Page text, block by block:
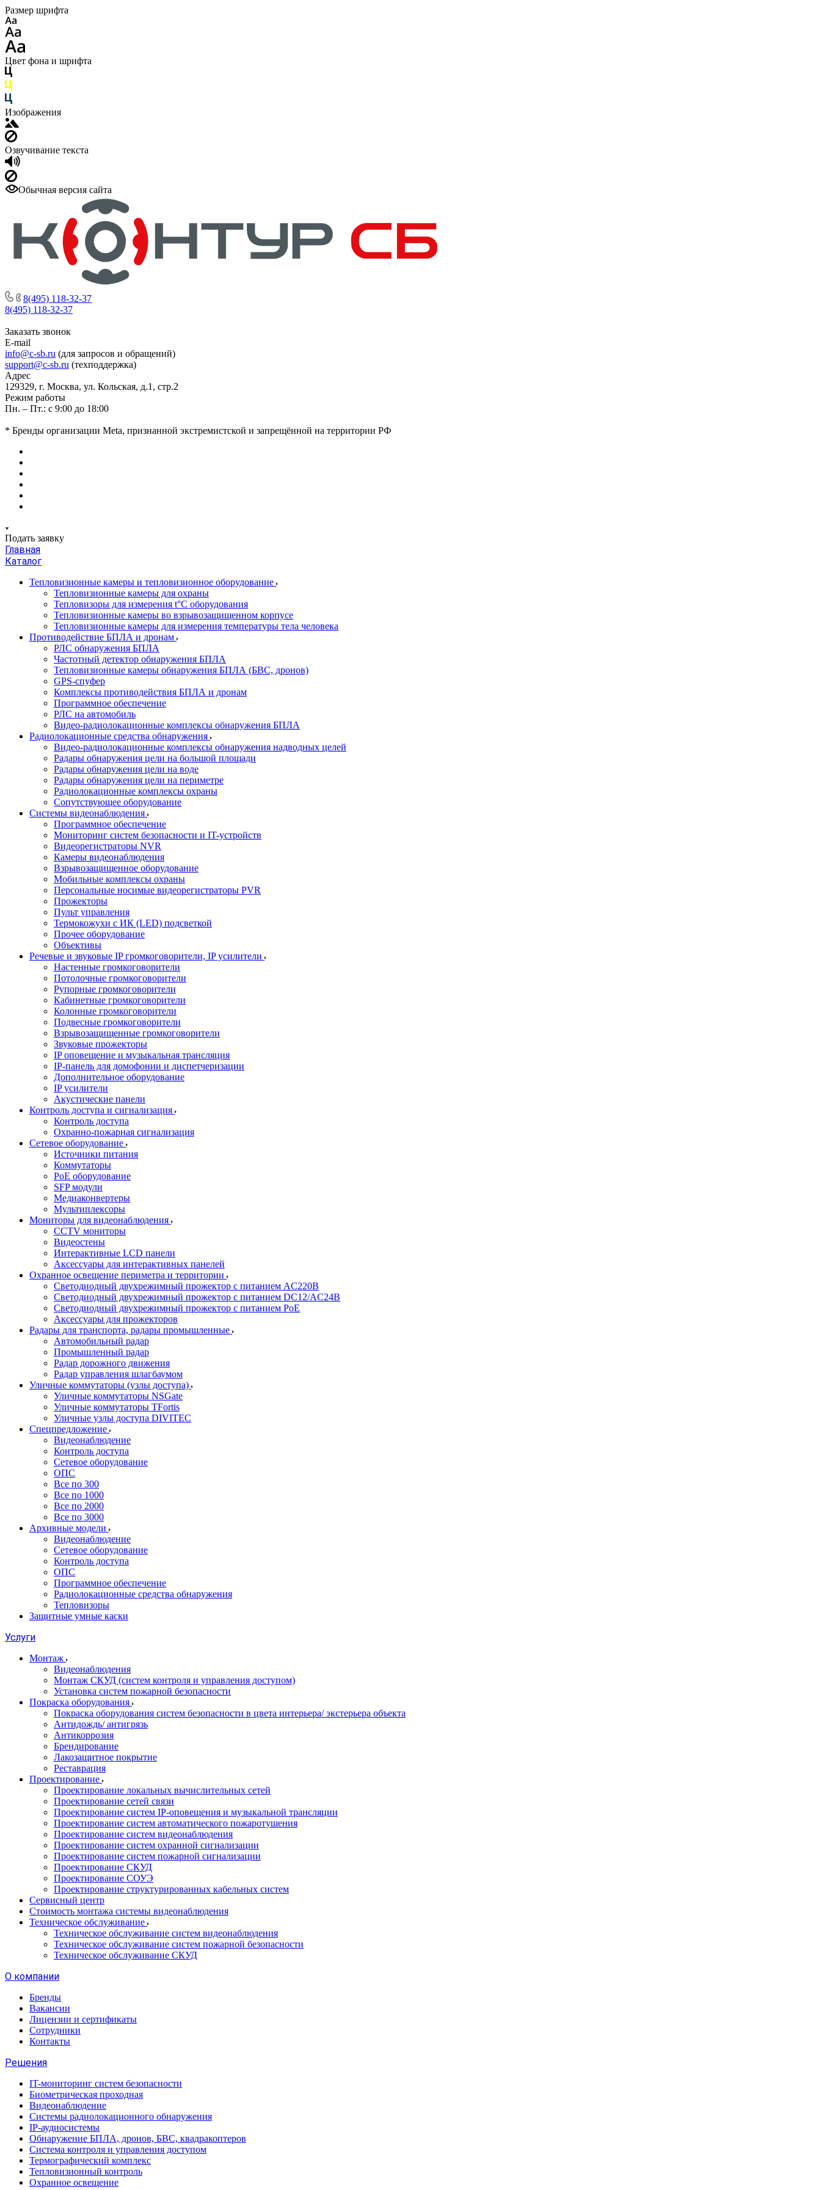
Размер шрифта
Цвет фона и шрифта
Изображения
Озвучивание текста
Обычная версия сайта
8(495) 118-32-37
8(495) 118-32-37
Заказать звонок
E-mail
info@c-sb.ru (для запросов и обращений)
support@c-sb.ru (техподдержка)
Адрес
129329, г. Москва, ул. Кольская, д.1, стр.2
Режим работы
Пн. – Пт.: с 9:00 до 18:00
* Бренды организации Meta, признанной экстремистской и запрещённой на территории РФ
Подать заявку
Главная
Каталог
Тепловизионные камеры и тепловизионное оборудование
Тепловизионные камеры для охраны
Тепловизоры для измерения t°С оборудования
Тепловизионные камеры во взрывозащищенном корпусе
Тепловизионные камеры для измерения температуры тела человека
Противодействие БПЛА и дронам
РЛС обнаружения БПЛА
Частотный детектор обнаружения БПЛА
Тепловизионные камеры обнаружения БПЛА (БВС, дронов)
GPS-спуфер
Комплексы противодействия БПЛА и дронам
Программное обеспечение
РЛС на автомобиль
Видео-радиолокационные комплексы обнаружения БПЛА
Радиолокационные средства обнаружения
Видео-радиолокационные комплексы обнаружения надводных целей
Радары обнаружения цели на большой площади
Радары обнаружения цели на воде
Радары обнаружения цели на периметре
Радиолокационные комплексы охраны
Сопутствующее оборудование
Системы видеонаблюдения
Программное обеспечение
Мониторинг систем безопасности и IT-устройств
Видеорегистраторы NVR
Камеры видеонаблюдения
Взрывозащищенное оборудование
Мобильные комплексы охраны
Персональные носимые видеорегистраторы PVR
Прожекторы
Пульт управления
Термокожухи с ИК (LED) подсветкой
Прочее оборудование
Объективы
Речевые и звуковые IP громкоговорители, IP усилители
Настенные громкоговорители
Потолочные громкоговорители
Рупорные громкоговорители
Кабинетные громкоговорители
Колонные громкоговорители
Подвесные громкоговорители
Взрывозащищенные громкоговорители
Звуковые прожекторы
IP оповещение и музыкальная трансляция
IP-панель для домофонии и диспетчеризации
Дополнительное оборудование
IP усилители
Акустические панели
Контроль доступа и сигнализация
Контроль доступа
Охранно-пожарная сигнализация
Сетевое оборудование
Источники питания
Коммутаторы
PoE оборудование
SFP модули
Медиаконвертеры
Мультиплексоры
Мониторы для видеонаблюдения
CCTV мониторы
Видеостены
Интерактивные LCD панели
Аксессуары для интерактивных панелей
Охранное освещение периметра и территории
Светодиодный двухрежимный прожектор с питанием AC220В
Светодиодный двухрежимный прожектор с питанием DC12/AC24В
Светодиодный двухрежимный прожектор с питанием PoE
Аксессуары для прожекторов
Радары для транспорта, радары промышленные
Автомобильный радар
Промышленный радар
Радар дорожного движения
Радар управления шлагбаумом
Уличные коммутаторы (узлы доступа)
Уличные коммутаторы NSGate
Уличные коммутаторы TFortis
Уличные узлы доступа DIVITEC
Спецпредложение
Видеонаблюдение
Контроль доступа
Сетевое оборудование
ОПС
Все по 300
Все по 1000
Все по 2000
Все по 3000
Архивные модели
Видеонаблюдение
Сетевое оборудование
Контроль доступа
ОПС
Программное обеспечение
Радиолокационные средства обнаружения
Тепловизоры
Защитные умные каски
Услуги
Монтаж
Видеонаблюдения
Монтаж СКУД (систем контроля и управления доступом)
Установка систем пожарной безопасности
Покраска оборудования
Покраска оборудования систем безопасности в цвета интерьера/ экстерьера объекта
Антидождь/ антигрязь
Антикоррозия
Брендирование
Лакозащитное покрытие
Реставрация
Проектирование
Проектирование локальных вычислительных сетей
Проектирование сетей связи
Проектирование систем IP-оповещения и музыкальной трансляции
Проектирование систем автоматического пожаротушения
Проектирование систем видеонаблюдения
Проектирование систем охранной сигнализации
Проектирование систем пожарной сигнализации
Проектирование СКУД
Проектирование СОУЭ
Проектирование структурированных кабельных систем
Сервисный центр
Стоимость монтажа системы видеонаблюдения
Техническое обслуживание
Техническое обслуживание систем видеонаблюдения
Техническое обслуживание систем пожарной безопасности
Техническое обслуживание СКУД
О компании
Бренды
Вакансии
Лицензии и сертификаты
Сотрудники
Контакты
Решения
IT-мониторинг систем безопасности
Биометрическая проходная
Видеонаблюдение
Системы радиолокационного обнаружения
IP-аудиосистемы
Обнаружение БПЛА, дронов, БВС, квадракоптеров
Система контроля и управления доступом
Термографический комплекс
Тепловизионный контроль
Охранное освещение